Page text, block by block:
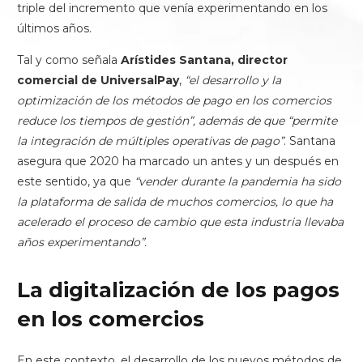
triple del incremento que venía experimentando en los
últimos años.
Tal y como señala Arístides Santana, director
comercial de UniversalPay, “el desarrollo y la
optimización de los métodos de pago en los comercios
reduce los tiempos de gestión”, además de que “permite
la integración de múltiples operativas de pago”. Santana
asegura que 2020 ha marcado un antes y un después en
este sentido, ya que “vender durante la pandemia ha sido
la plataforma de salida de muchos comercios, lo que ha
acelerado el proceso de cambio que esta industria llevaba
años experimentando”.
La digitalización de los pagos
en los comercios